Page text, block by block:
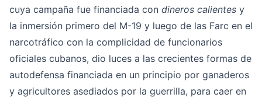
cuya campaña fue financiada con dineros calientes y
la inmersión primero del M-19 y luego de las Farc en el
narcotráfico con la complicidad de funcionarios
oficiales cubanos, dio luces a las crecientes formas de
autodefensa financiada en un principio por ganaderos
y agricultores asediados por la guerrilla, para caer en